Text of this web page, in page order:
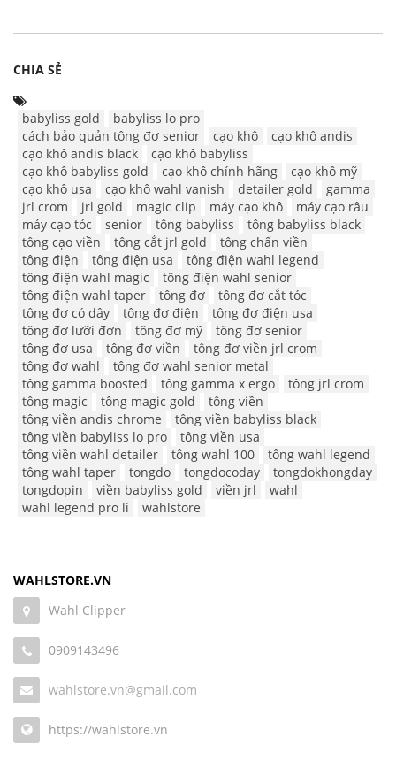
CHIA SẺ
babyliss gold
babyliss lo pro
cách bảo quản tông đơ senior
cạo khô
cạo khô andis
cạo khô andis black
cạo khô babyliss
cạo khô babyliss gold
cạo khô chính hãng
cạo khô mỹ
cạo khô usa
cạo khô wahl vanish detailer gold
gamma
jrl crom
jrl gold magic clip máy cạo khô
máy cạo râu
máy cạo tóc
senior tông babyliss
tông babyliss black
tông cạo viền
tông cắt jrl gold
tông chấn viền
tông điện
tông điện usa
tông điện wahl legend
tông điện wahl magic
tông điện wahl senior
tông điện wahl taper
tông đơ
tông đơ cắt tóc
tông đơ có dây
tông đơ điện
tông đơ điện usa
tông đơ lưỡi đơn
tông đơ mỹ
tông đơ senior
tông đơ usa
tông đơ viền
tông đơ viền jrl crom
tông đơ wahl
tông đơ wahl senior metal
tông gamma boosted
tông gamma x ergo
tông jrl crom
tông magic
tông magic gold
tông viền
tông viền andis chrome
tông viền babyliss black
tông viền babyliss lo pro
tông viền usa
tông viền wahl detailer
tông wahl 100
tông wahl legend
tông wahl taper
tongdo tongdocoday
tongdokhongday
tongdopin
viền babyliss gold viền jrl
wahl
wahl legend pro li
wahlstore
WAHLSTORE.VN
Wahl Clipper
0909143496
wahlstore.vn@gmail.com
https://wahlstore.vn